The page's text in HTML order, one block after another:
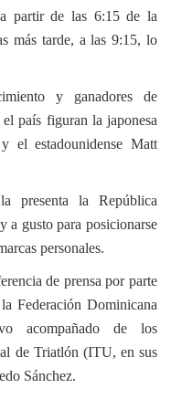
partir de las 6:15 de la
más tarde, a las 9:15, lo
y ganadores de
país figuran la japonesa
el estadounidense Matt
presenta la República
a gusto para posicionarse
personales.
de prensa por parte
Federación Dominicana
acompañado de los
de Triatlón (ITU, en sus
Sánchez.